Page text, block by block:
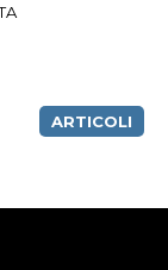
ARTICOLI